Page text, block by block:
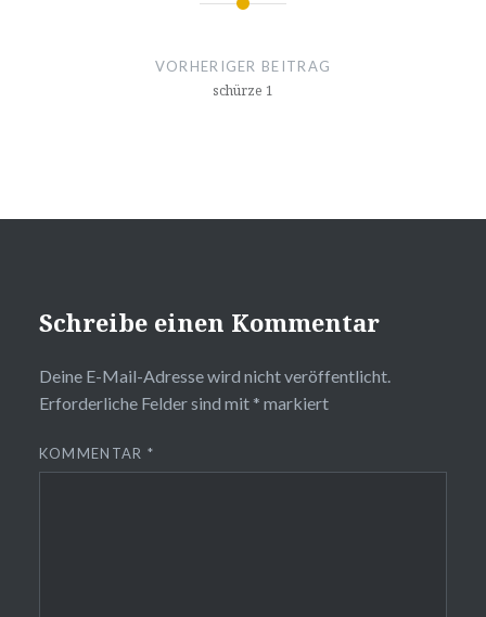
Beitragsnavigation
VORHERIGER BEITRAG
schürze 1
Schreibe einen Kommentar
Deine E-Mail-Adresse wird nicht veröffentlicht.
Erforderliche Felder sind mit * markiert
KOMMENTAR *